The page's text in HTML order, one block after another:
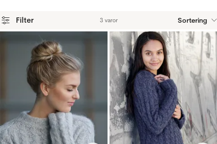
Filter 3 varor Sortering